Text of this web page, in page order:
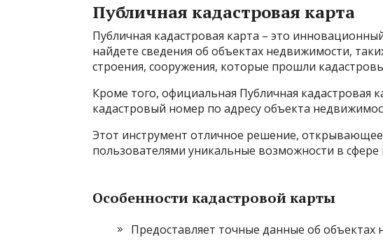
Публичная кадастровая карта
Публичная кадастровая карта – это
найдете сведения об объектах недвижимости,
строения, сооружения, которые прошли
Кроме того, официальная Публичная кадастровая
кадастровый номер по адресу объекта
Этот инструмент отличное решение,
пользователями уникальные возможности в
Особенности кадастровой карты
Предоставляет точные данные об объектах